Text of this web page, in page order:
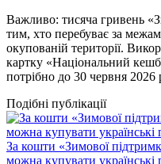
Важливо: тисяча гривень
тим, хто перебуває за
окупованій території.
картку «Національний
потрібно до 30 червня 2026
Подібні публікації
За кошти «Зимової
можна купувати українські